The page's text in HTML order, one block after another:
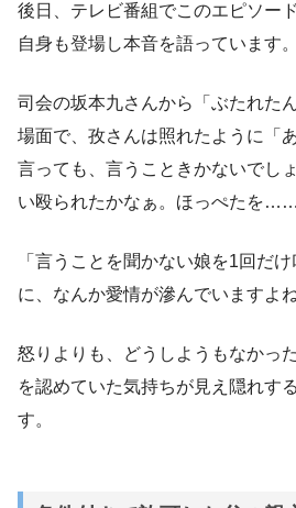
後日、テレビ番組でこのエピソー
自身も登場し本音を語っています。
司会の坂本九さんから「ぶたれた
場面で、孜さんは照れたように「
言っても、言うこときかないでし
い殴られたかなぁ。ほっぺたを……
「言うことを聞かない娘を1回だ
に、なんか愛情が滲んでいますよね
怒りよりも、どうしようもなかっ
を認めていた気持ちが見え隠れす
す。